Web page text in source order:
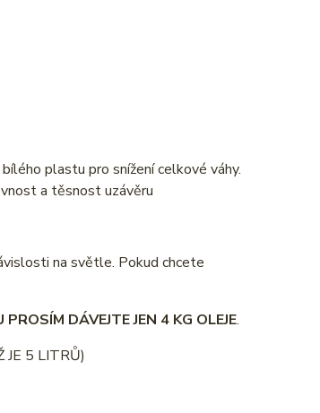
plastu pro snížení celkové váhy.
a těsnost uzávěru
na světle. Pokud chcete
DÁVEJTE JEN 4 KG OLEJE.
JE 5 LITRŮ)